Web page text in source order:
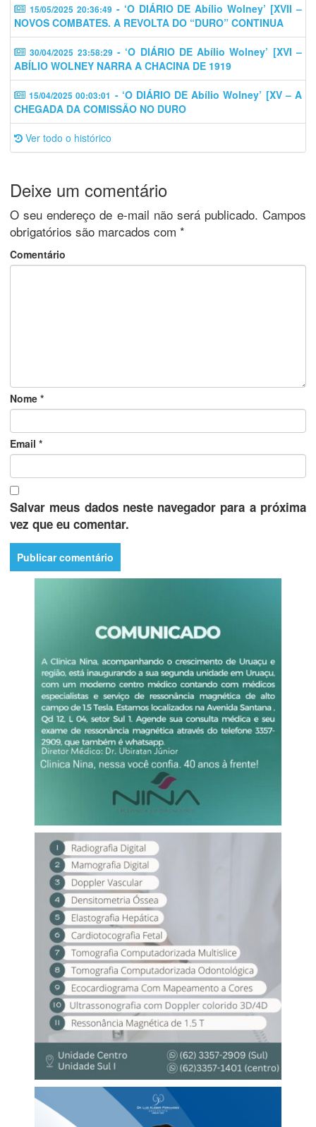
15/05/2025 20:36:49 - ‘O DIÁRIO DE Abílio Wolney’ [XVII –
NOVOS COMBATES. A REVOLTA DO “DURO” CONTINUA
30/04/2025 23:58:29 - ‘O DIÁRIO DE Abílio Wolney’ [XVI –
ABÍLIO WOLNEY NARRA A CHACINA DE 1919
15/04/2025 00:03:01 - ‘O DIÁRIO DE Abílio Wolney’ [XV – A
CHEGADA DA COMISSÃO NO DURO
Ver todo o histórico
Deixe um comentário
O seu endereço de e-mail não será publicado. Campos
obrigatórios são marcados com *
Comentário
Nome *
Email *
Salvar meus dados neste navegador para a próxima
vez que eu comentar.